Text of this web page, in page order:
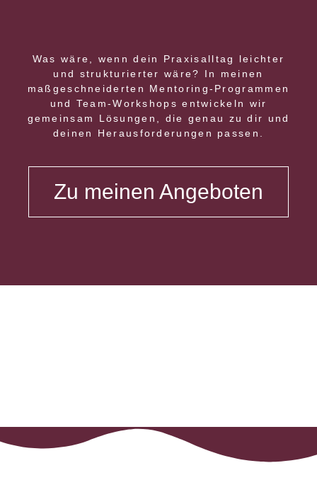
Was wäre, wenn dein Praxisalltag leichter
und strukturierter wäre? In meinen
maßgeschneiderten Mentoring-Programmen
und Team-Workshops entwickeln wir
gemeinsam Lösungen, die genau zu dir und
deinen Herausforderungen passen.
Zu meinen Angeboten